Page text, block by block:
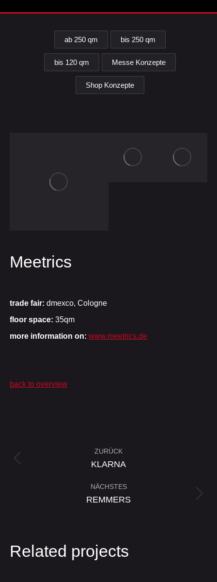
ab 250 qm bis 250 qm
bis 120 qm Messe Konzepte
Shop Konzepte
Meetrics
trade fair: dmexco, Cologne
floor space: 35qm
more information on: www.meetrics.de
back to overview
navigation
ZURÜCK
Previous
KLARNA
NÄCHSTES
Next
REMMERS
Related projects